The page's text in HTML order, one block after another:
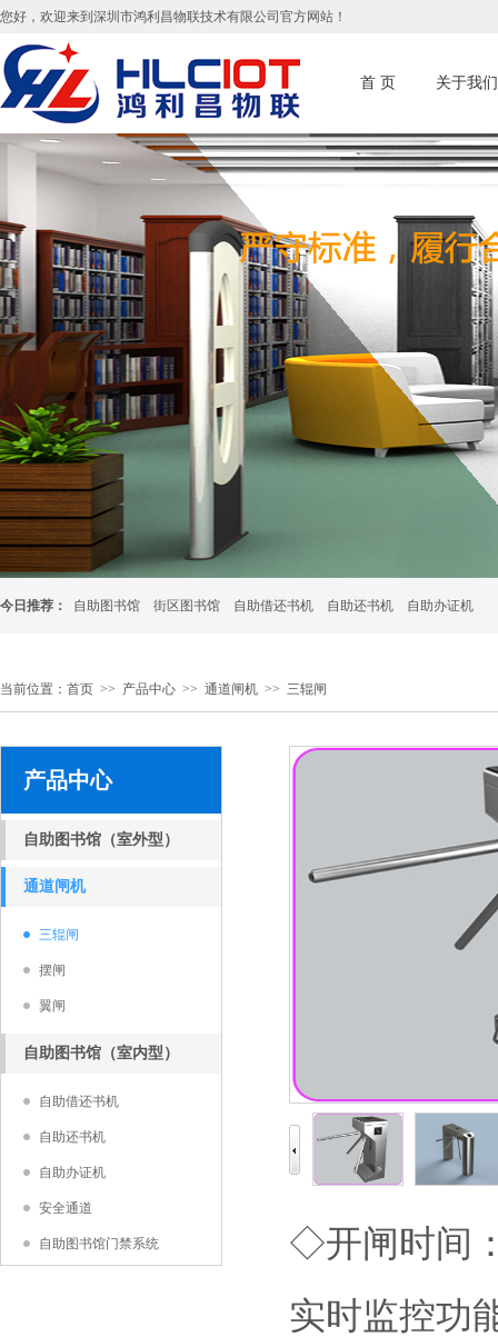
您好，欢迎来到深圳市鸿利昌物联技术有限公司官方网站！
首 页 关于我们
今日推荐： 自助图书馆 街区图书馆 自助借还书机 自助还书机 自助办证机
当前位置： 首页 >> 产品中心 >> 通道闸机 >> 三辊闸
产品中心
自助图书馆（室外型）
通道闸机
三辊闸
摆闸
翼闸
自助图书馆（室内型）
自助借还书机
自助还书机
自助办证机
安全通道
自助图书馆门禁系统
◇开闸时间
实时监控功